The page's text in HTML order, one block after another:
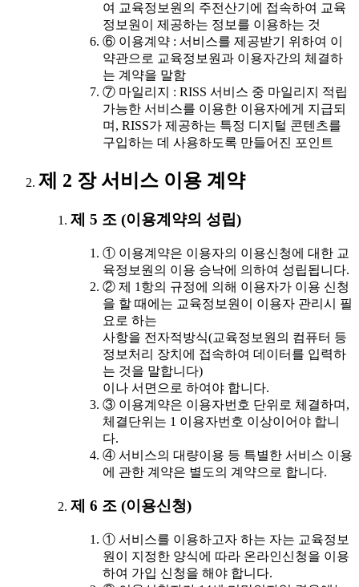
여 교육정보원의 주전산기에 접속하여 교육
정보원이 제공하는 정보를 이용하는 것
⑥ 이용계약 : 서비스를 제공받기 위하여 이
약관으로 교육정보원과 이용자간의 체결하
는 계약을 말함
⑦ 마일리지 : RISS 서비스 중 마일리지 적립
가능한 서비스를 이용한 이용자에게 지급되
며, RISS가 제공하는 특정 디지털 콘텐츠를
구입하는 데 사용하도록 만들어진 포인트
제 2 장 서비스 이용 계약
제 5 조 (이용계약의 성립)
① 이용계약은 이용자의 이용신청에 대한 교
육정보원의 이용 승낙에 의하여 성립됩니다.
② 제 1항의 규정에 의해 이용자가 이용 신청
을 할 때에는 교육정보원이 이용자 관리시 필
요로 하는
사항을 전자적방식(교육정보원의 컴퓨터 등
정보처리 장치에 접속하여 데이터를 입력하
는 것을 말합니다)
이나 서면으로 하여야 합니다.
③ 이용계약은 이용자번호 단위로 체결하며,
체결단위는 1 이용자번호 이상이어야 합니
다.
④ 서비스의 대량이용 등 특별한 서비스 이용
에 관한 계약은 별도의 계약으로 합니다.
제 6 조 (이용신청)
① 서비스를 이용하고자 하는 자는 교육정보
원이 지정한 양식에 따라 온라인신청을 이용
하여 가입 신청을 해야 합니다.